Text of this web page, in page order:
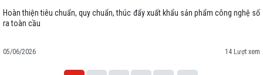
Hoàn thiện tiêu chuẩn, quy chuẩn, thúc đẩy xuất khẩu sản phẩm công nghệ số
ra toàn cầu
05/06/2026 14 Lượt xem